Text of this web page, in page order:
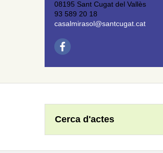
08195 Sant Cugat del Vallès
93 589 20 18
casalmirasol@santcugat.cat
Cerca d'actes